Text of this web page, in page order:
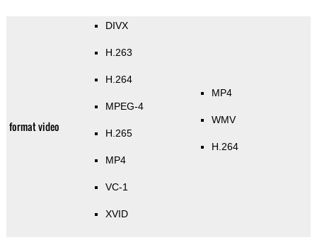
format video
DIVX
H.263
H.264
MPEG-4
H.265
MP4
VC-1
XVID
MP4
WMV
H.264